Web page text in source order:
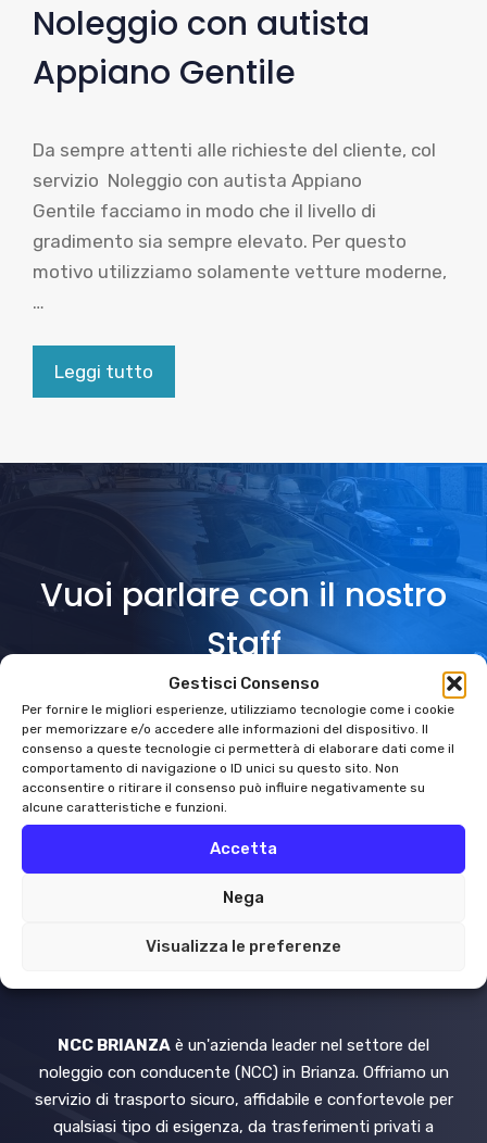
Gestisci Consenso
Per fornire le migliori esperienze, utilizziamo tecnologie come i cookie
per memorizzare e/o accedere alle informazioni del dispositivo. Il
consenso a queste tecnologie ci permetterà di elaborare dati come il
comportamento di navigazione o ID unici su questo sito. Non
acconsentire o ritirare il consenso può influire negativamente su
alcune caratteristiche e funzioni.
Accetta
Nega
Visualizza le preferenze
Noleggio con autista
Appiano Gentile
Da sempre attenti alle richieste del cliente, col
servizio Noleggio con autista Appiano
Gentile facciamo in modo che il livello di
gradimento sia sempre elevato. Per questo
motivo utilizziamo solamente vetture moderne,
…
Leggi tutto
Vuoi parlare con il nostro
Staff
CHATTA CON NOI
NCC BRIANZA è un'azienda leader nel settore del
noleggio con conducente (NCC) in Brianza. Offriamo un
servizio di trasporto sicuro, affidabile e confortevole per
qualsiasi tipo di esigenza, da trasferimenti privati a